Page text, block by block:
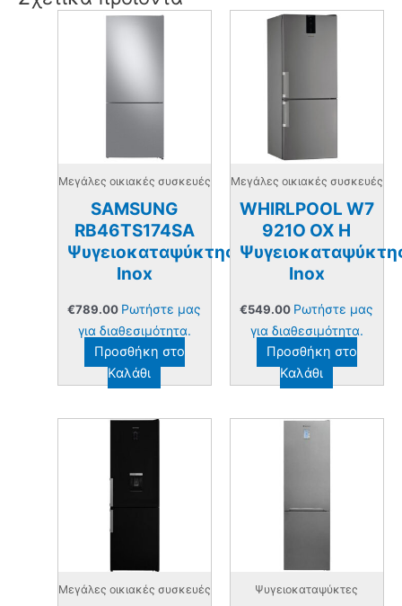
Μεγάλες οικιακές συσκευές
SAMSUNG
RB46TS174SA
Ψυγειοκαταψύκτης
Inox
€789.00 Ρωτήστε μας
για διαθεσιμότητα.
Προσθήκη στο
Καλάθι
Μεγάλες οικιακές συσκευές
WHIRLPOOL W7
921Ο OX H
Inox
€549.00 Ρωτήστε μας
για διαθεσιμότητα.
Προσθήκη στο
Καλάθι
Μεγάλες οικιακές συσκευές Ψυγειοκαταψύκτες